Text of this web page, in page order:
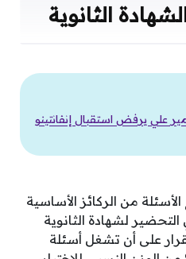
الثانوية
علي يرفض استقبال إنفانتينو
من الركائز الأساسية
لشهادة الثانوية
الاستقرار على أن تشغل أسئلة